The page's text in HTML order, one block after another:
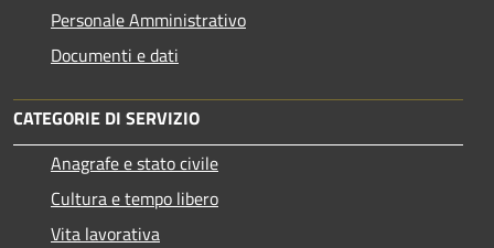
Personale Amministrativo
Documenti e dati
CATEGORIE DI SERVIZIO
Anagrafe e stato civile
Cultura e tempo libero
Vita lavorativa